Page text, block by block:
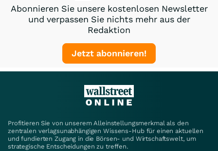
Abonnieren Sie unsere kostenlosen Newsletter
und verpassen Sie nichts mehr aus der
Redaktion
Jetzt abonnieren!
Profitieren Sie von unserem Alleinstellungsmerkmal als den
zentralen verlagsunabhängigen Wissens-Hub für einen aktuellen
und fundierten Zugang in die Börsen- und Wirtschaftswelt, um
strategische Entscheidungen zu treffen.